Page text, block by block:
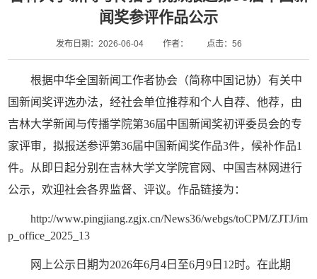
闻奖参评作品公示
发布日期：2026-06-04 作者： 点击：56
根据中华全国新闻工作者协会（简称中国记协）有关中
国新闻奖评选办法，经社会单位推荐和个人自荐、他荐，由
吉林大学新闻与传播学院第36届中国新闻奖初评委员会的专
家评审，拟报送参评第36届中国新闻奖作品3件，候补作品1
件。从即日起分别在吉林大学文学院官网、中国吉林网进行
公示，欢迎社会各界监督、评议。作品链接为：
http://www.pingjiang.zgjx.cn/News36/webgs/toCPM/ZJTJ/im
p_office_2025_13
网上公示日期为2026年6月4 日至6月9 日 12时。在此期